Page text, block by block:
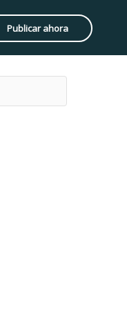
Publicar ahora